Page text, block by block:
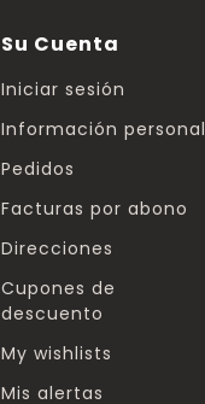
Su Cuenta
Iniciar sesión
Información personal
Pedidos
Facturas por abono
Direcciones
Cupones de
descuento
My wishlists
Mis alertas